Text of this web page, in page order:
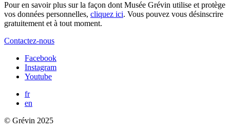
Pour en savoir plus sur la façon dont Musée Grévin utilise et protège
vos données personnelles, cliquez ici. Vous pouvez vous désinscrire
gratuitement et à tout moment.
Contactez-nous
Facebook
Instagram
Youtube
fr
en
© Grévin 2025